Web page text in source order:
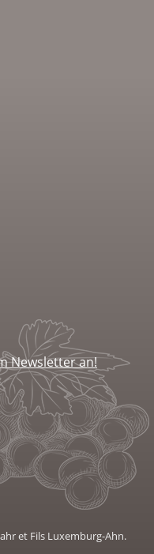
Newsletter an!
et Fils Luxemburg-Ahn.